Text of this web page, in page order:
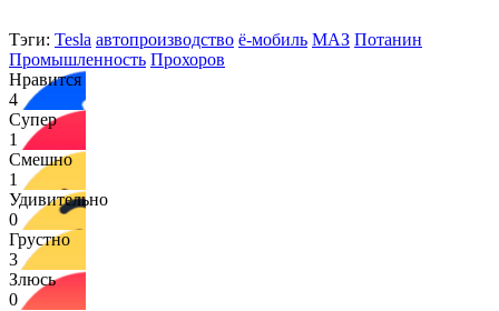
Тэги: Tesla автопроизводство ё-мобиль МАЗ Потанин
Промышленность Прохоров
Нравится
4
Супер
1
Смешно
1
Удивительно
0
Грустно
3
Злюсь
0